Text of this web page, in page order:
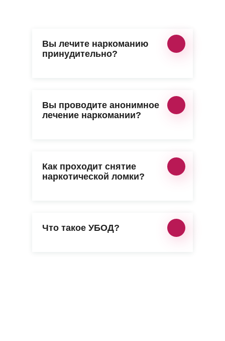
Вы лечите наркоманию
принудительно?
Вы проводите анонимное
лечение наркомании?
Как проходит снятие
наркотической ломки?
Что такое УБОД?